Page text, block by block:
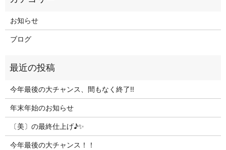
お知らせ
ブログ
今年最後の大チャンス、間もなく終了‼
年末年始のお知らせ
〔美〕の最終仕上げ♪✨
今年最後の大チャンス！！